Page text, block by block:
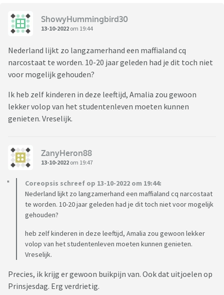
ShowyHummingbird30
13-10-2022 om 19:44
Nederland lijkt zo langzamerhand een maffialand cq
narcostaat te worden. 10-20 jaar geleden had je dit toch niet
voor mogelijk gehouden?
Ik heb zelf kinderen in deze leeftijd, Amalia zou gewoon
lekker volop van het studentenleven moeten kunnen
genieten. Vreselijk.
ZanyHeron88
13-10-2022 om 19:47
Coreopsis schreef op 13-10-2022 om 19:44:
Nederland lijkt zo langzamerhand een maffialand cq narcostaat
te worden. 10-20 jaar geleden had je dit toch niet voor mogelijk
gehouden?
heb zelf kinderen in deze leeftijd, Amalia zou gewoon lekker
volop van het studentenleven moeten kunnen genieten.
Vreselijk.
Precies, ik krijg er gewoon buikpijn van. Ook dat uitjoelen op
Prinsjesdag. Erg verdrietig.